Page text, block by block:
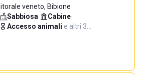
litorale veneto, Bibione
Sabbiosa· Cabine·
Accesso animali·e altri 3…